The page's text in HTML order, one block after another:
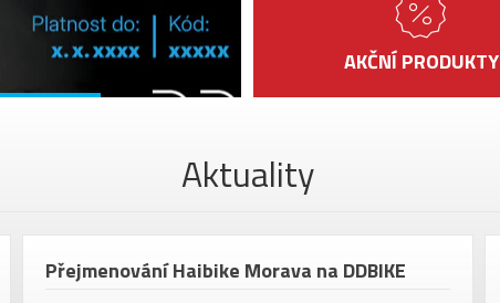
AKČNÍ PRODUKTY
Aktuality
Přejmenování Haibike Morava na DDBIKE